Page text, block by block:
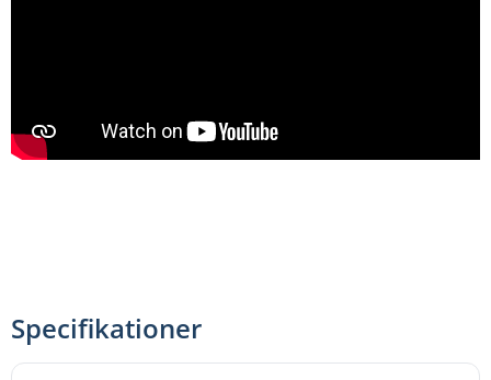
passar bra i förskolan, i musikundervisningen eller helt
enkelt hemma för barn som vill hänga med i rytmen.
Specifikationer